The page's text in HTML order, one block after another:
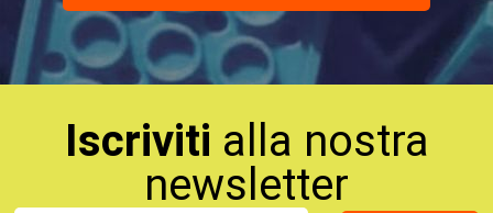
Iscriviti alla nostra
newsletter